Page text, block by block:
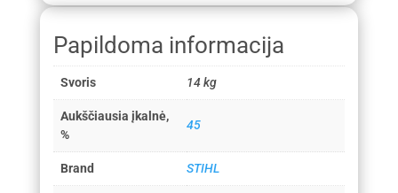
Papildoma informacija
Svoris 14 kg
Aukščiausia įkalnė,
%
45
Brand STIHL